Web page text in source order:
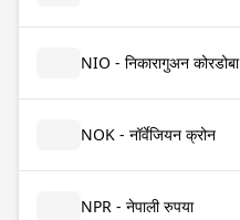
NIO - निकारागुअन कोरडोबा
NOK - नॉर्वेजियन क्रोन
NPR - नेपाली रुपया